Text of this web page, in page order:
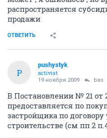
распространяется
продажи
ОТВЕТИТЬ
P
pushystyk
activist
19 ноября 2009 bas
В Постановлении № 21 от
предоставляется по
застройщика по
строительстве (см пп 2